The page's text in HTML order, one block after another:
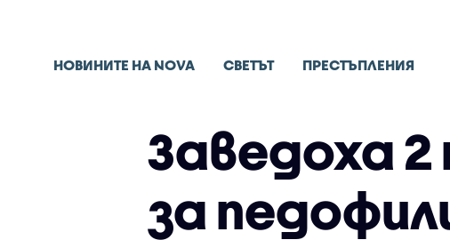
НОВИНИТЕ НА NOVA СВЕТЪТ ПРЕСТЪПЛЕНИЯ
Заведоха
за